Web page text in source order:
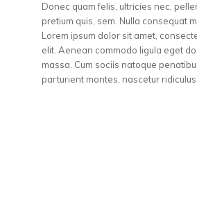
Donec quam felis, ultricies nec,
pretium quis, sem. Nulla consequat
Lorem ipsum dolor sit amet,
elit. Aenean commodo ligula eget
massa. Cum sociis natoque
parturient montes, nascetur ridiculus